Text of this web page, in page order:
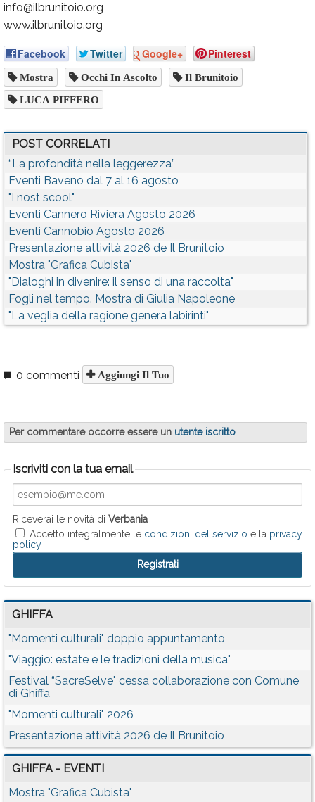
info@ilbrunitoio.org
www.ilbrunitoio.org
Facebook Twitter Google+ Pinterest
Mostra Occhi In Ascolto Il Brunitoio
LUCA PIFFERO
POST CORRELATI
“La profondità nella leggerezza”
Eventi Baveno dal 7 al 16 agosto
"I nost scool"
Eventi Cannero Riviera Agosto 2026
Eventi Cannobio Agosto 2026
Presentazione attività 2026 de Il Brunitoio
Mostra "Grafica Cubista"
"Dialoghi in divenire: il senso di una raccolta"
Fogli nel tempo. Mostra di Giulia Napoleone
"La veglia della ragione genera labirinti"
0 commenti Aggiungi Il Tuo
Per commentare occorre essere un utente iscritto
Iscriviti con la tua email
Riceverai le novità di Verbania
Accetto integralmente le condizioni del servizio e la privacy
policy
GHIFFA
"Momenti culturali" doppio appuntamento
"Viaggio: estate e le tradizioni della musica"
Festival “SacreSelve" cessa collaborazione con Comune
di Ghiffa
"Momenti culturali" 2026
Presentazione attività 2026 de Il Brunitoio
GHIFFA - EVENTI
Mostra "Grafica Cubista"